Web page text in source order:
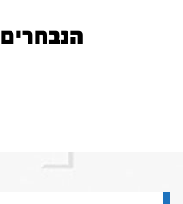
הנבחרים 21.02.2025